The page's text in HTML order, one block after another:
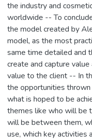
the industry and
worldwide -- To
the model created by
model, as the most
same time detailed and
create and capture
value to the client -- In
the opportunities
what is hoped to be
themes like who will be
will be between them,
use, which key activities